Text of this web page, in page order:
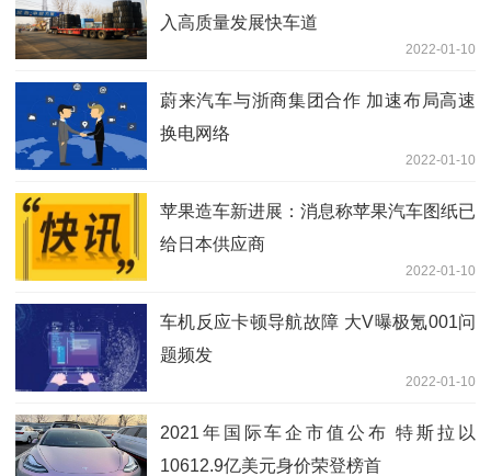
入高质量发展快车道
2022-01-10
蔚来汽车与浙商集团合作 加速布局高速
换电网络
2022-01-10
苹果造车新进展：消息称苹果汽车图纸已
给日本供应商
2022-01-10
车机反应卡顿导航故障 大V曝极氪001问
题频发
2022-01-10
2021年国际车企市值公布 特斯拉以
10612.9亿美元身价荣登榜首